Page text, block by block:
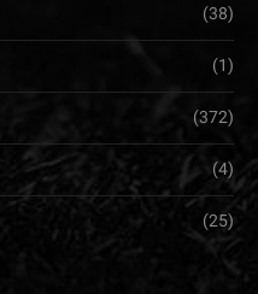
(38)
(1)
(372)
(4)
(25)